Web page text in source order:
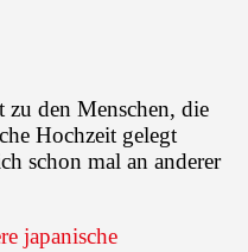
den Menschen, die
Hochzeit gelegt
schon mal an anderer
japanische